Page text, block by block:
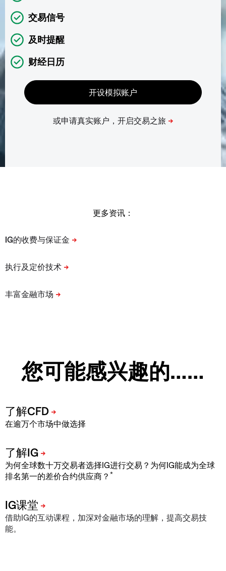
交易信号
及时提醒
财经日历
更多资讯：
您可能感兴趣的……
在逾万个市场中做选择
为何全球数十万交易者选择IG进行交易？为何IG能成为全球
排名第一的差价合约供应商？ *
借助IG的互动课程，加深对金融市场的理解，提高交易技
能。